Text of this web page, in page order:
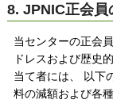
8. JPNIC正会員
当センターの正会
ドレスおよび歴史
当て者には、 以下
料の減額および各